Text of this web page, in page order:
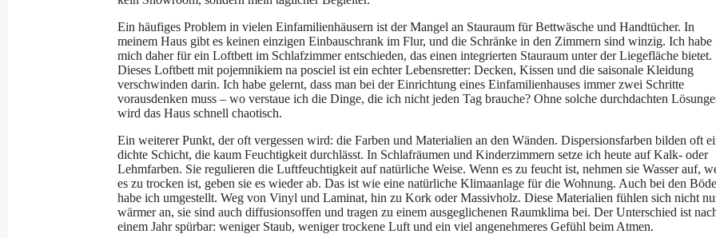
Ein häufiges Problem in vielen Einfamilienhäusern ist der Mangel an Stauraum für Bettwäsche und Handtücher. In
meinem Haus gibt es keinen einzigen Einbauschrank im Flur, und die Schränke in den Zimmern sind winzig. Ich habe
mich daher für ein Loftbett im Schlafzimmer entschieden, das einen integrierten Stauraum unter der Liegefläche bietet.
Dieses Loftbett mit pojemnikiem na posciel ist ein echter Lebensretter: Decken, Kissen und die saisonale Kleidung
verschwinden darin. Ich habe gelernt, dass man bei der Einrichtung eines Einfamilienhauses immer zwei Schritte
vorausdenken muss – wo verstaue ich die Dinge, die ich nicht jeden Tag brauche? Ohne solche durchdachten
wird das Haus schnell chaotisch.
Ein weiterer Punkt, der oft vergessen wird: die Farben und Materialien an den Wänden. Dispersionsfarben bilden oft
dichte Schicht, die kaum Feuchtigkeit durchlässt. In Schlafräumen und Kinderzimmern setze ich heute auf Kalk- oder
Lehmfarben. Sie regulieren die Luftfeuchtigkeit auf natürliche Weise. Wenn es zu feucht ist, nehmen sie Wasser auf,
es zu trocken ist, geben sie es wieder ab. Das ist wie eine natürliche Klimaanlage für die Wohnung. Auch bei den
habe ich umgestellt. Weg von Vinyl und Laminat, hin zu Kork oder Massivholz. Diese Materialien fühlen sich nicht
wärmer an, sie sind auch diffusionsoffen und tragen zu einem ausgeglichenen Raumklima bei. Der Unterschied ist
einem Jahr spürbar: weniger Staub, weniger trockene Luft und ein viel angenehmeres Gefühl beim Atmen.